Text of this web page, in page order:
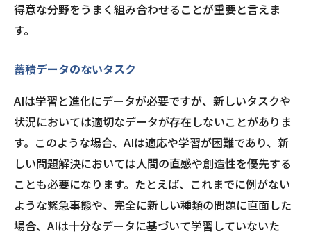
得意な分野をうまく組み合わせることが重要と言えま
す。
蓄積データのないタスク
AIは学習と進化にデータが必要ですが、新しいタスクや
状況においては適切なデータが存在しないことがありま
す。このような場合、AIは適応や学習が困難であり、新
しい問題解決においては人間の直感や創造性を優先する
ことも必要になります。たとえば、これまでに例がない
ような緊急事態や、完全に新しい種類の問題に直面した
場合、AIは十分なデータに基づいて学習していないた